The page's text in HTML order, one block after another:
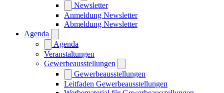
Newsletter
Anmeldung Newsletter
Abmeldung Newsletter
Agenda
Agenda
Veranstaltungen
Gewerbeausstellungen
Gewerbeausstellungen
Leitfaden Gewerbeausstellungen